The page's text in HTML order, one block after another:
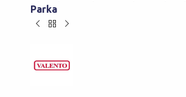
Parka